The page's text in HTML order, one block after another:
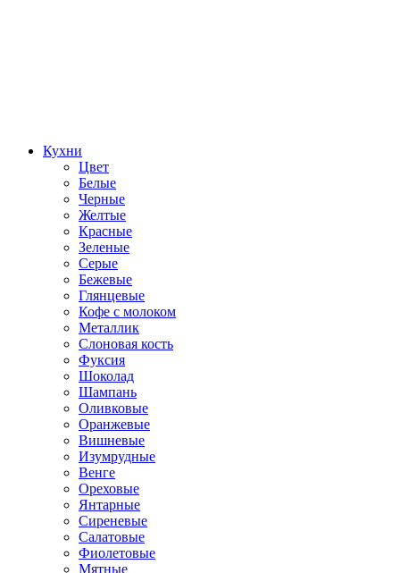
Кухни
Цвет
Белые
Черные
Желтые
Красные
Зеленые
Серые
Бежевые
Глянцевые
Кофе с молоком
Металлик
Слоновая кость
Фуксия
Шоколад
Шампань
Оливковые
Оранжевые
Вишневые
Изумрудные
Венге
Ореховые
Янтарные
Сиреневые
Салатовые
Фиолетовые
Мятные